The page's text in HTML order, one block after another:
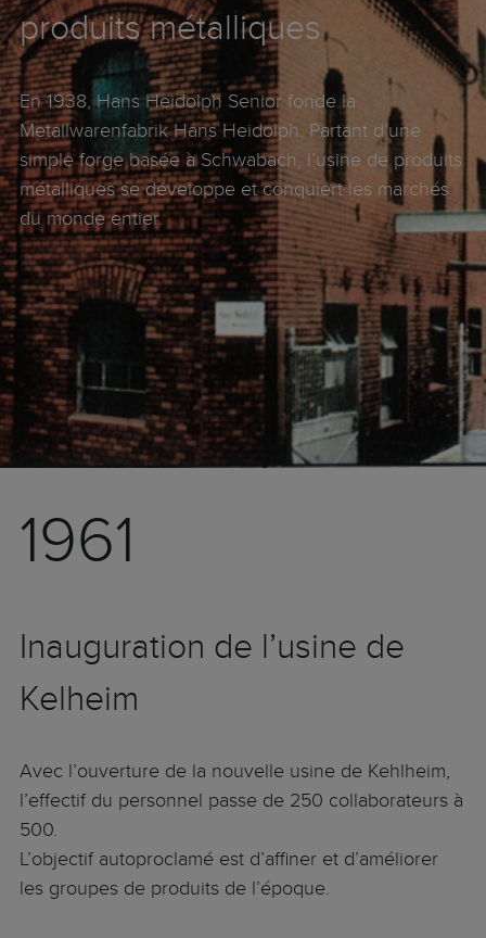
produits métalliques
En 1938, Hans Heidolph Senior fonde la
Metallwarenfabrik Hans Heidolph. Partant d’une
simple forge basée à Schwabach, l’usine de produits
métalliques se développe et conquiert les marchés
du monde entier.
1961
Inauguration de l’usine de
Kelheim
Avec l’ouverture de la nouvelle usine de Kehlheim,
l’effectif du personnel passe de 250 collaborateurs à
500.
L’objectif autoproclamé est d’affiner et d’améliorer
les groupes de produits de l’époque.